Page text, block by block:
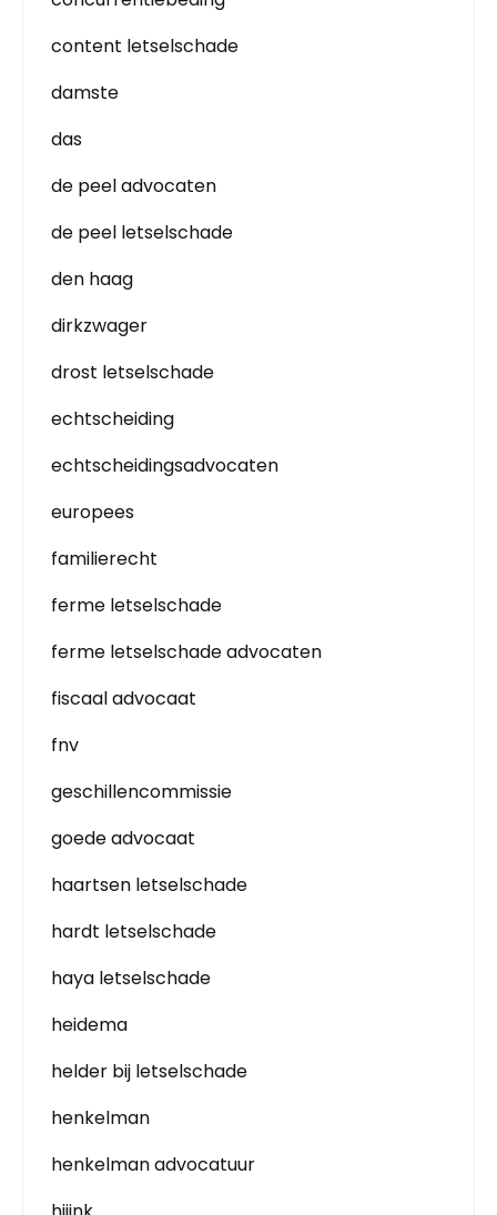
content letselschade
damste
das
de peel advocaten
de peel letselschade
den haag
dirkzwager
drost letselschade
echtscheiding
echtscheidingsadvocaten
europees
familierecht
ferme letselschade
ferme letselschade advocaten
fiscaal advocaat
fnv
geschillencommissie
goede advocaat
haartsen letselschade
hardt letselschade
haya letselschade
heidema
helder bij letselschade
henkelman
henkelman advocatuur